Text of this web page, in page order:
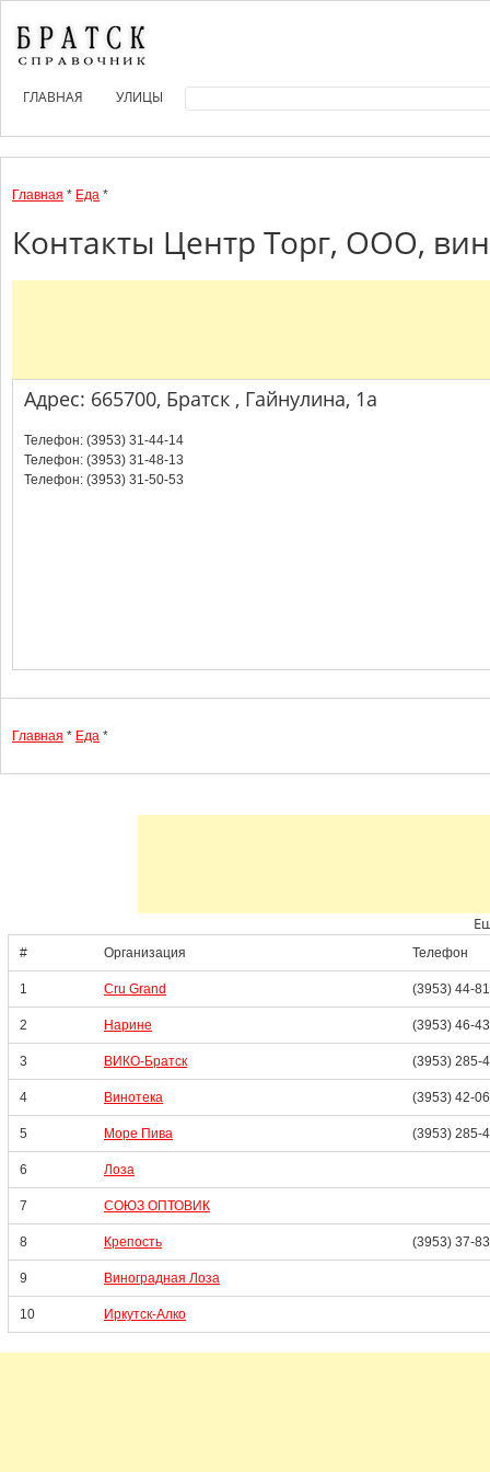
ГЛАВНАЯ УЛИЦЫ
Главная * Еда *
Контакты Центр Торг, ООО,
Адрес: 665700, Братск , Гайнулина, 1а
Телефон: (3953) 31-44-14
Телефон: (3953) 31-48-13
Телефон: (3953) 31-50-53
Главная * Еда *
# Организация Телефон
1 Cru Grand (3953) 44-
2 Нарине (3953) 46-
3 ВИКО-Братск (3953) 285-
4 Винотека (3953) 42-
5 Море Пива (3953) 285-
6 Лоза
7 СОЮЗ ОПТОВИК
8 Крепость (3953) 37-
9 Виноградная Лоза
10 Иркутск-Алко